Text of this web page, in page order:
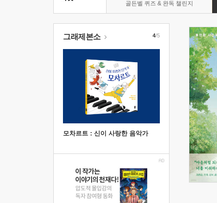
골든벨 퀴즈 & 완독 챌린지
그래제본소
모차르트 : 신이 사랑한 음악가
4/5